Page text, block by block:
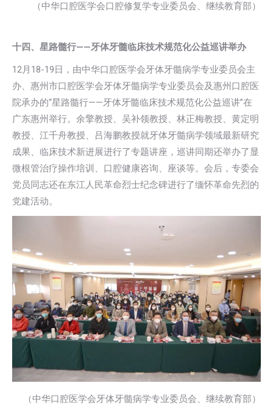
（中华口腔医学会口腔修复学专业委员会、继续教育部）
十四、星路髓行——牙体牙髓临床技术规范化公益巡讲举办
12月18-19日，由中华口腔医学会牙体牙髓病学专业委员会主
办、惠州市口腔医学会牙体牙髓病学专业委员会及惠州口腔医
院承办的“星路髓行——牙体牙髓临床技术规范化公益巡讲”在
广东惠州举行。余擎教授、吴补领教授、林正梅教授、黄定明
教授、江千舟教授、吕海鹏教授就牙体牙髓病学领域最新研究
成果、临床技术新进展进行了专题讲座，巡讲同期还举办了显
微根管治疗操作培训、口腔健康咨询、座谈等。会后，专委会
党员同志还在东江人民革命烈士纪念碑进行了缅怀革命先烈的
党建活动。
（中华口腔医学会牙体牙髓病学专业委员会、继续教育部）